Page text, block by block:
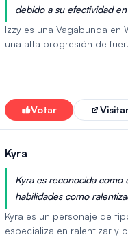
debido a su efectividad en
Izzy es una Vagabunda
una alta progresión de
coste, lo que la convierte
resistente.
Votar
Kyra
Kyra es reconocida como
habilidades como
negación de objetivos la
Kyra es un personaje de
especializa en ralentizar y